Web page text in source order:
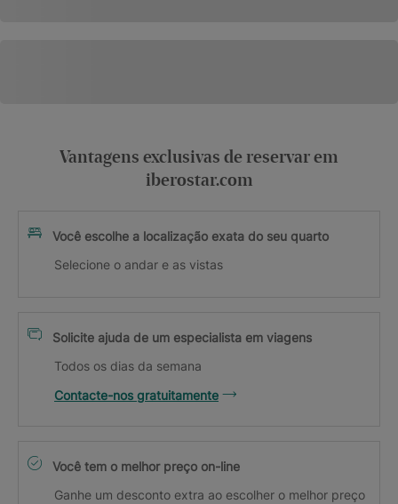
Vantagens exclusivas de reservar em
iberostar.com
Você escolhe a localização exata do seu quarto
Selecione o andar e as vistas
Solicite ajuda de um especialista em viagens
Todos os dias da semana
Contacte-nos gratuitamente
Você tem o melhor preço on-line
Ganhe um desconto extra ao escolher o melhor preço